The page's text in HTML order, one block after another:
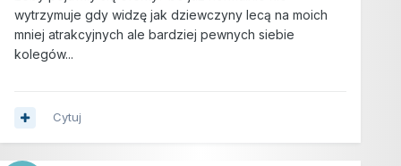
wytrzymuje gdy widzę jak dziewczyny lecą na moich
mniej atrakcyjnych ale bardziej pewnych siebie
kolegów...
Cytuj